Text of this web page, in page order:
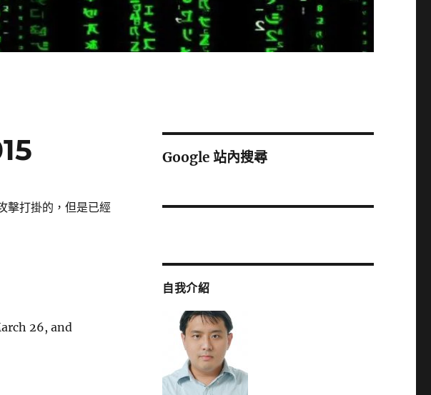
擊打掛的，但是已經
26, and
Google 站內搜尋
自我介紹